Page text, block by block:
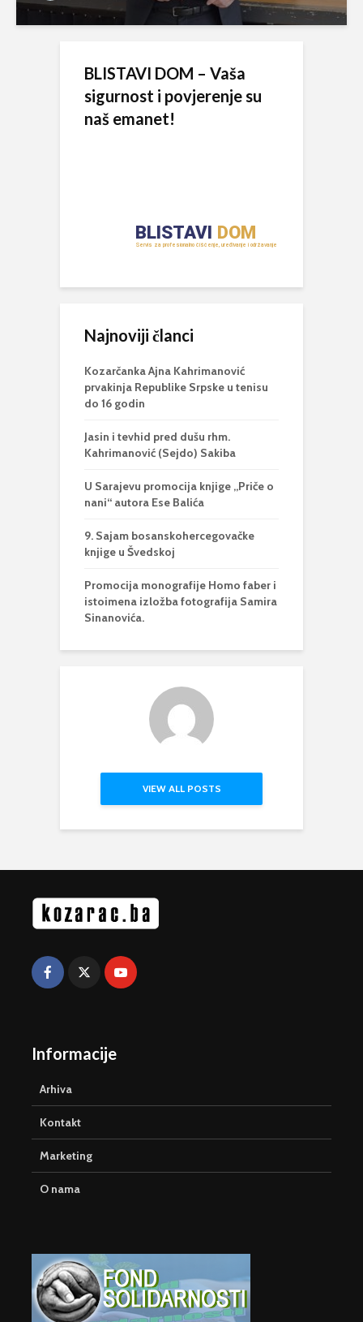
BLISTAVI DOM – Vaša
sigurnost i povjerenje su
naš emanet!
Najnoviji članci
Kozarčanka Ajna Kahrimanović
prvakinja Republike Srpske u tenisu
do 16 godin
Jasin i tevhid pred dušu rhm.
Kahrimanović (Sejdo) Sakiba
U Sarajevu promocija knjige „Priče o
nani“ autora Ese Balića
9. Sajam bosanskohercegovačke
knjige u Švedskoj
Promocija monografije Homo faber i
istoimena izložba fotografija Samira
Sinanovića.
VIEW ALL POSTS
Informacije
Arhiva
Kontakt
Marketing
O nama